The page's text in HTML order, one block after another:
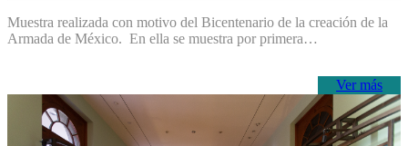
Muestra realizada con motivo del Bicentenario de la creación de la
Armada de México. En ella se muestra por primera…
Ver más